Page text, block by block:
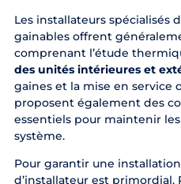
Les installateurs spécialisés
gainables offrent
comprenant l’étude
des unités intérieures et
gaines et la mise en service
proposent également des
essentiels pour maintenir
système.
Pour garantir une
d’installateur est primordial.